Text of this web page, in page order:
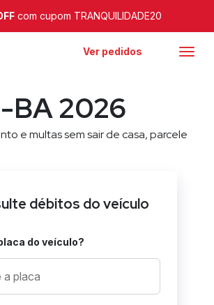
com cupom TRANQUILIDADE20
Ver pedidos
BA 2026
e multas sem sair de casa, parcele
débitos do veículo
do veículo?